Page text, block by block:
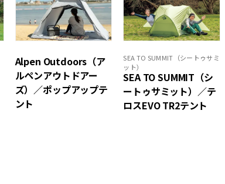
Alpen Outdoors（ア
ルペンアウトドアー
ズ）／ポップアップテ
ント
SEA TO SUMMIT（シートゥサミ
ット）
SEA TO SUMMIT（シ
ートゥサミット）／テ
ロスEVO TR2テント